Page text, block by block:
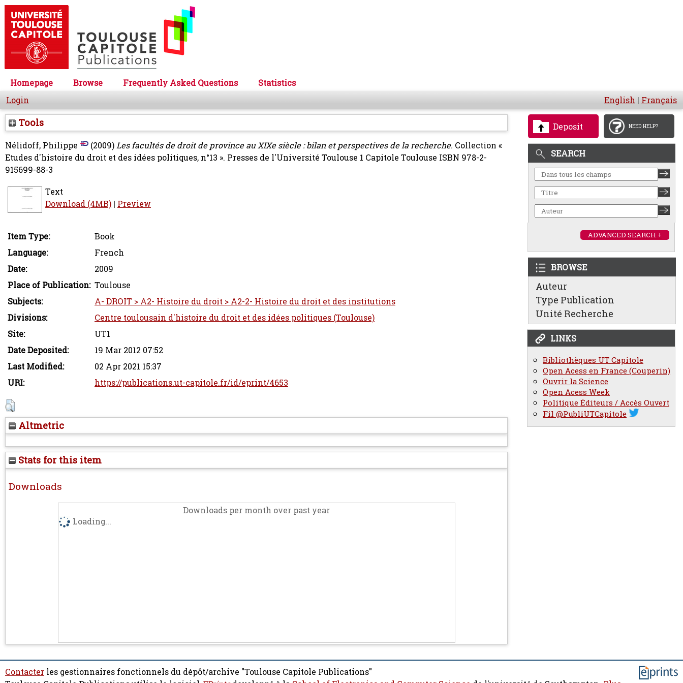
Homepage Browse Frequently Asked Questions
Statistics
Login
English | Français
Deposit NEED HELP?
SEARCH
ADVANCED SEARCH +
BROWSE
Auteur
Type Publication
Unité Recherche
LINKS
Bibliothèques UT Capitole
Open Acess en France (Couperin)
Ouvrir la Science
Open Acess Week
Politique Éditeurs / Accès Ouvert
Fil @PubliUTCapitole
Tools
Nélidoff, Philippe (2009)Les facultés de droit de province au XIXe siècle : bilan et perspectives de la recherche. Collection «
Etudes d'histoire du droit et des idées politiques, n°13 ». Presses de l'Université Toulouse 1 Capitole Toulouse ISBN 978-2-
915699-88-3
Text
Download (4MB) | Preview
Item Type:
Book
Language:
French
Date:
2009
Place of Publication: Toulouse
Subjects:
A- DROIT > A2- Histoire du droit > A2-2- Histoire du droit et des institutions
Divisions:
Centre toulousain d'histoire du droit et des idées politiques (Toulouse)
Site:
UT1
Date Deposited:
19 Mar 2012 07:52
Last Modified:
02 Apr 2021 15:37
URI:
https://publications.ut-capitole.fr/id/eprint/4653
Altmetric
Stats for this item
Downloads
Downloads per month over past year
Loading...
Contacter les gestionnaires fonctionnels du dépôt/archive "Toulouse Capitole Publications"